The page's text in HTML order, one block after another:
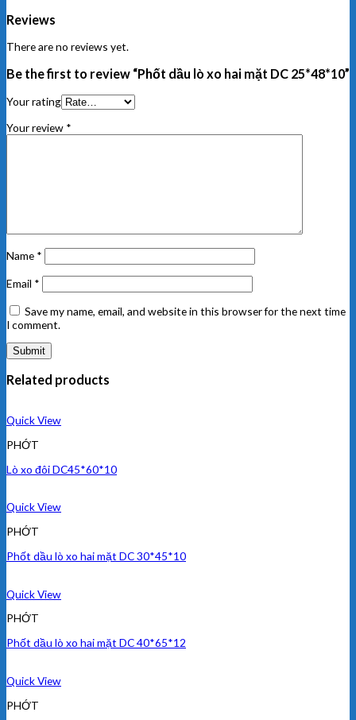
Reviews
There are no reviews yet.
Be the first to review “Phốt dầu lò xo hai mặt DC 25*48*10”
Your rating
Your review *
Name *
Email *
Save my name, email, and website in this browser for the next time
I comment.
Related products
Quick View
PHỚT
Lò xo đôi DC45*60*10
Quick View
PHỚT
Phốt dầu lò xo hai mặt DC 30*45*10
Quick View
PHỚT
Phốt dầu lò xo hai mặt DC 40*65*12
Quick View
PHỚT